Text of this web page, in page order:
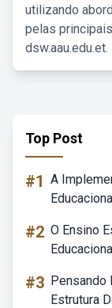
utilizando
pelas
dsw.aau.edu.et.
Top Post
#1 A
#2 O Ensino
#3 Pensando
Estrutura